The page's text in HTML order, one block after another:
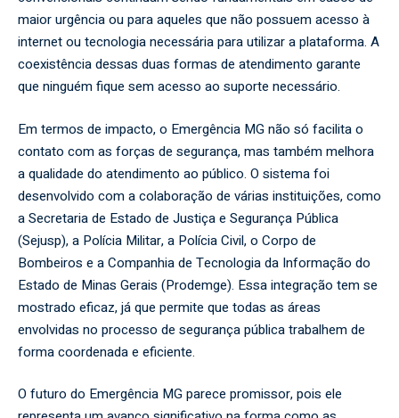
maior urgência ou para aqueles que não possuem acesso à
internet ou tecnologia necessária para utilizar a plataforma. A
coexistência dessas duas formas de atendimento garante
que ninguém fique sem acesso ao suporte necessário.
Em termos de impacto, o Emergência MG não só facilita o
contato com as forças de segurança, mas também melhora
a qualidade do atendimento ao público. O sistema foi
desenvolvido com a colaboração de várias instituições, como
a Secretaria de Estado de Justiça e Segurança Pública
(Sejusp), a Polícia Militar, a Polícia Civil, o Corpo de
Bombeiros e a Companhia de Tecnologia da Informação do
Estado de Minas Gerais (Prodemge). Essa integração tem se
mostrado eficaz, já que permite que todas as áreas
envolvidas no processo de segurança pública trabalhem de
forma coordenada e eficiente.
O futuro do Emergência MG parece promissor, pois ele